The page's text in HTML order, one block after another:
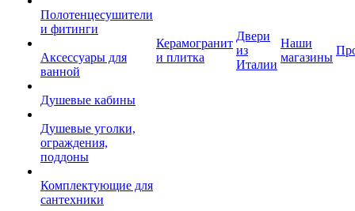
Полотенцесушители
и фитинги
Аксессуары для
ванной
Душевые кабины
Душевые уголки,
ограждения,
поддоны
Комплектующие для
сантехники
Керамогранит
и плитка
Двери
из
Италии
Наши
магазины